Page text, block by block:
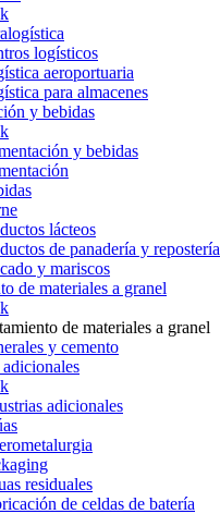
logísticos
aeroportuaria
para almacenes
y bebidas
y bebidas
lácteos
de panadería y repostería
y mariscos
de materiales a granel
de materiales a granel
y cemento
adicionales
residuales
de celdas de batería